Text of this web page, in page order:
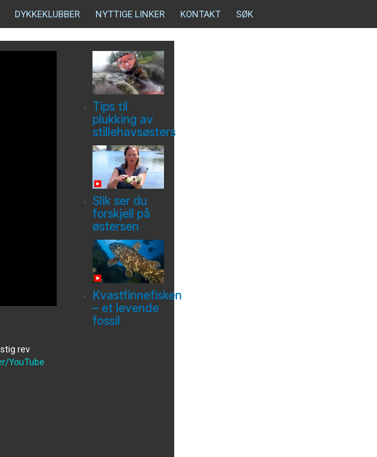
DYKKEKLUBBER NYTTIGE LINKER KONTAKT SØK
rev
YouTube
Tips til
plukking av
stillehavsøsters
Slik ser du
forskjell på
østersen
Kvastfinnefisken
– et levende
fossil